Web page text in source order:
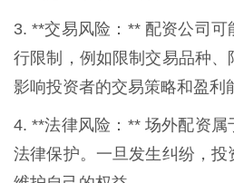
3. **交易风险：** 配资公司
行限制，例如限制交易品种
影响投资者的交易策略和盈利
4. **法律风险：** 场外配资属
法律保护。一旦发生纠纷，